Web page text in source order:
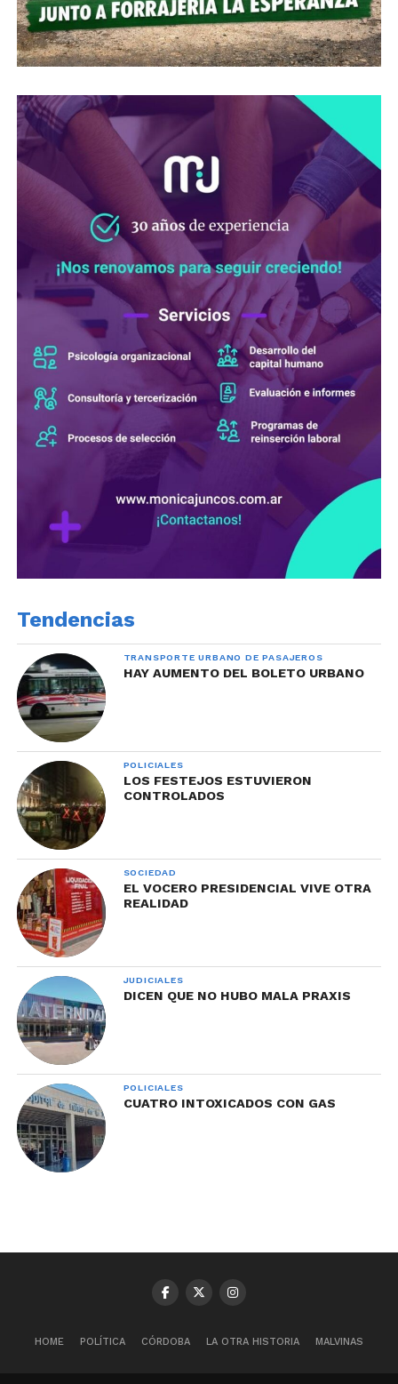
Tendencias
TRANSPORTE URBANO DE PASAJEROS
HAY AUMENTO DEL BOLETO URBANO
POLICIALES
LOS FESTEJOS ESTUVIERON
CONTROLADOS
SOCIEDAD
EL VOCERO PRESIDENCIAL VIVE OTRA
REALIDAD
JUDICIALES
DICEN QUE NO HUBO MALA PRAXIS
POLICIALES
CUATRO INTOXICADOS CON GAS
HOME POLÍTICA CÓRDOBA LA OTRA HISTORIA MALVINAS